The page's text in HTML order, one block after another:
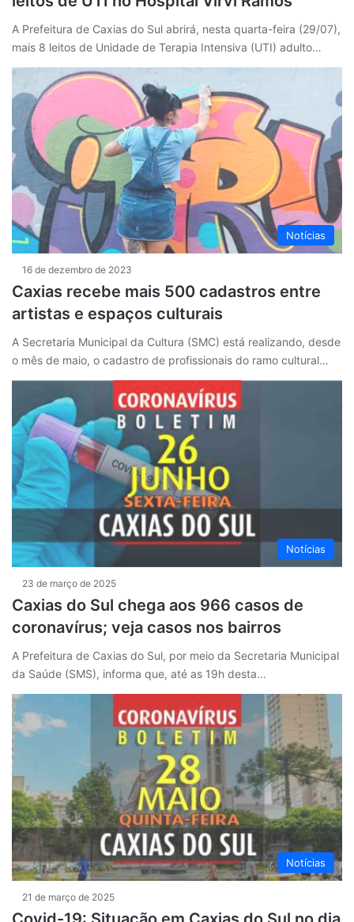
A Prefeitura de Caxias do Sul abrirá, nesta quarta-feira (29/07),
mais 8 leitos de Unidade de Terapia Intensiva (UTI) adulto…
Notícias
16 de dezembro de 2023
Caxias recebe mais 500 cadastros entre
artistas e espaços culturais
A Secretaria Municipal da Cultura (SMC) está realizando, desde
o mês de maio, o cadastro de profissionais do ramo cultural…
Notícias
23 de março de 2025
Caxias do Sul chega aos 966 casos de
coronavírus; veja casos nos bairros
A Prefeitura de Caxias do Sul, por meio da Secretaria Municipal
da Saúde (SMS), informa que, até as 19h desta…
Notícias
21 de março de 2025